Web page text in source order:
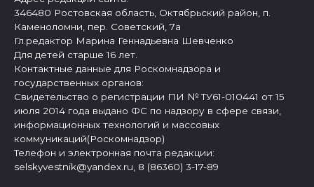
346480 Ростовская область, Октябрьский район, п.
Каменоломни, пер. Советский, 7а
Гл.редактор Марина Геннадьевна Шевченко
Для детей старше 16 лет.
Контактные данные для Роскомнадзора и
государственных органов:
Свидетельство о регистрации ПИ № ТУ61-010441 от 15
июля 2014 года выдано ФС по надзору в сфере связи,
информационных технологий и массовых
коммуникаций(Роскомнадзор)
Телефон и электронная почта редакции:
selskyvestnik@yandex.ru, 8 (86360) 3-17-89